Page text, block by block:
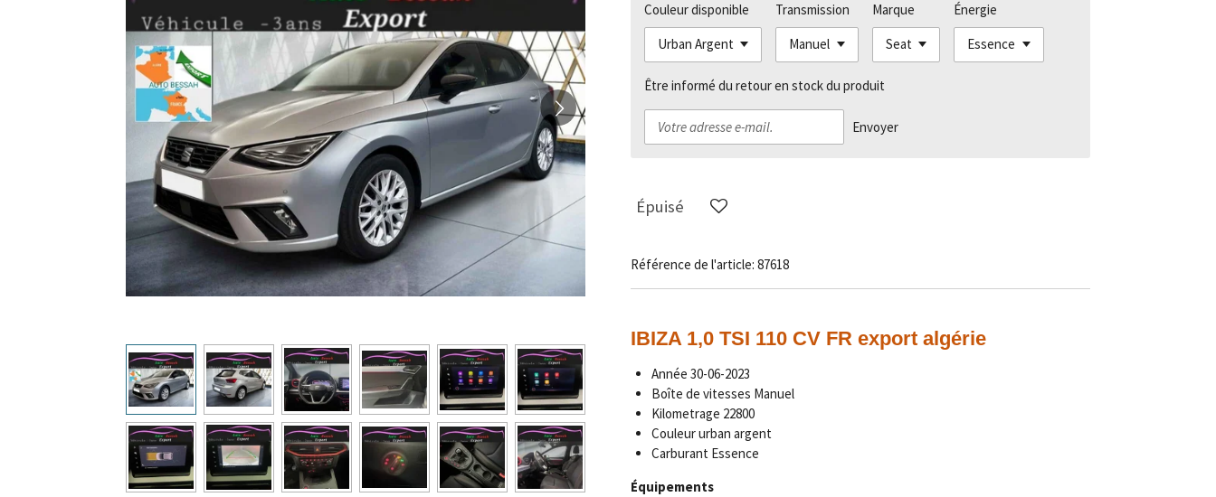
Couleur disponible Transmission Marque Énergie
Être informé du retour en stock du produit
Envoyer
Épuisé
Référence de l'article: 87618
IBIZA 1,0 TSI 110 CV FR export algérie
Année 30-06-2023
Boîte de vitesses Manuel
Kilometrage 22800
Couleur urban argent
Carburant Essence
Équipements